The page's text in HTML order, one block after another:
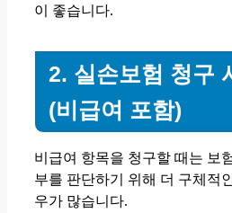
이 좋습니다.
2. 실손보험 청구
(비급여 포함)
비급여 항목을 청구할 때는 보
부를 판단하기 위해 더 구체적
우가 많습니다.